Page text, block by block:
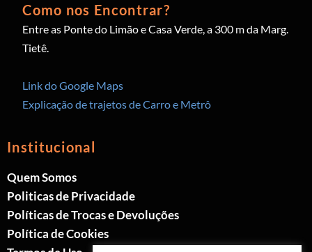
Como nos Encontrar?
Entre as Ponte do Limão e Casa Verde, a 300 m da Marg.
Tietê.
Link do Google Maps
Explicação de trajetos de Carro e Metrô
Institucional
Quem Somos
Politicas de Privacidade
Políticas de Trocas e Devoluções
Política de Cookies